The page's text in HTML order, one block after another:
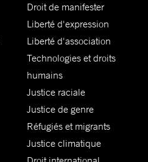
Droit de manifester
Liberté d'expression
Liberté d'association
Technologies et droits
humains
Justice raciale
Justice de genre
Réfugiés et migrants
Justice climatique